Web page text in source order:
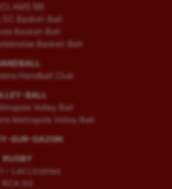
BB
SC Basket-Ball
Basket-Ball
Basket-Ball
Handball Club
BALL
Volley Ball
Metropole Volley Ball
SUR-GAZON
RUGBY
– Les Licornes
RCA (H)